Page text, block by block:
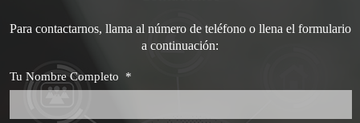
Para contactarnos, llama al número de teléfono o llena el formulario
a continuación:
*
Tu Nombre Completo